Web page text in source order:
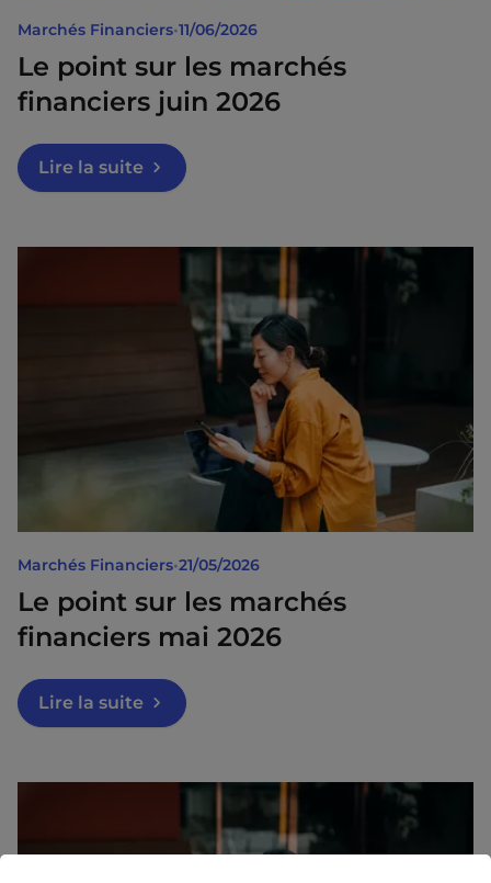
Marchés Financiers•11/06/2026
Le point sur les marchés
financiers juin 2026
Lire la suite
Marchés Financiers•21/05/2026
Le point sur les marchés
financiers mai 2026
Lire la suite